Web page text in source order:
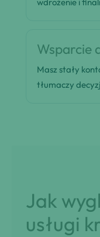
Wsparcie
Masz stały
tłumaczy
Jak
usługi